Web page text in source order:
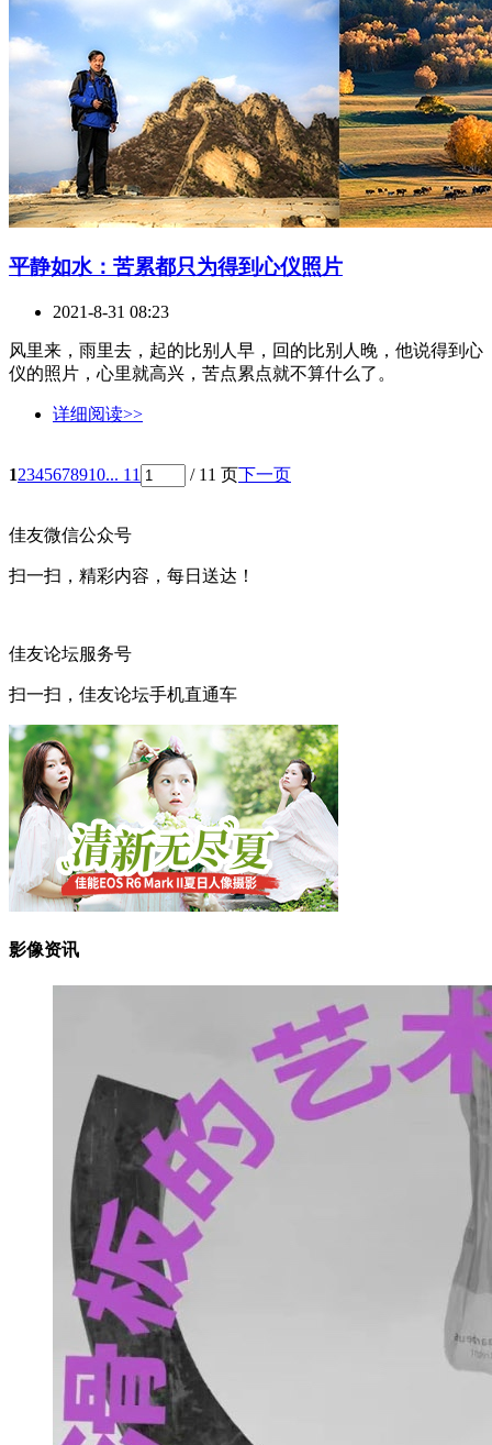
平静如水：苦累都只为得到心仪照片
2021-8-31 08:23
风里来，雨里去，起的比别人早，回的比别人晚，他说得到心
仪的照片，心里就高兴，苦点累点就不算什么了。
详细阅读>>
12345678910... 11 / 11 页下一页
佳友微信公众号
扫一扫，精彩内容，每日送达！
佳友论坛服务号
扫一扫，佳友论坛手机直通车
影像资讯